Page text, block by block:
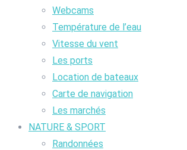
Webcams
Température de l’eau
Vitesse du vent
Les ports
Location de bateaux
Carte de navigation
Les marchés
NATURE & SPORT
Randonnées